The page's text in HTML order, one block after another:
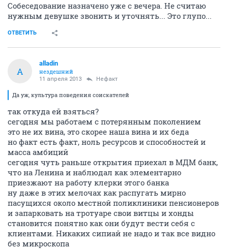
Собеседование назначено уже с вечера. Не считаю
нужным девушке звонить и уточнять... Это глупо...
ОТВЕТИТЬ
A
alladin
нездешний
11 апреля 2013 Нефакт
Да уж, культура поведения соискателей
так откуда ей взяться?
сегодня мы работаем с потерянным поколением
это не их вина, это скорее наша вина и их беда
но факт есть факт, ноль ресурсов и способностей и
масса амбиций
сегодня чуть раньше открытия приехал в МДМ банк,
что на Ленина и наблюдал как элементарно
приезжают на работу клерки этого банка
ну даже в этих мелочах как распугать мирно
пасущихся около местной поликлиники пенсионеров
и запарковать на тротуаре свои витцы и хонды
становится понятно как они будут вести себя с
клиентами. Никаких сипиай не надо и так все видно
без микроскопа